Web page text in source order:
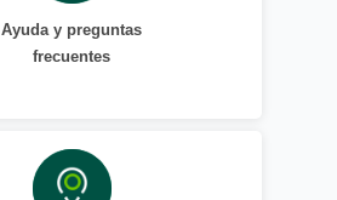
Ayuda y preguntas
frecuentes